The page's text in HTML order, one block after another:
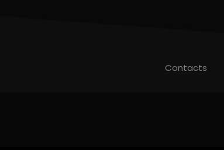
Contacts